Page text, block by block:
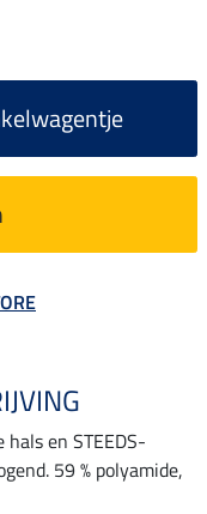
en STEEDS-
59 % polyamide,